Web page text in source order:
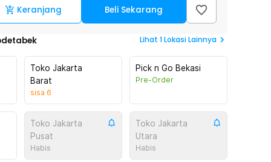
Keranjang Beli Sekarang
Lihat 1Lokasi Lainnya
Toko Jakarta
Barat
sisa 6
Pick n Go Bekasi
Pre-Order
Toko Jakarta
Pusat
Habis
Toko Jakarta
Utara
Habis